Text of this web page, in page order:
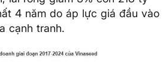
4 năm do áp lực giá đầu vào
cạnh tranh.